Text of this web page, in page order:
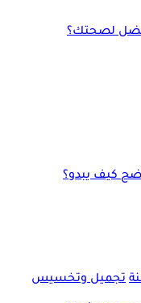
أفضل لصحتك؟
كيف يبدو؟
تجميل وتخسيس